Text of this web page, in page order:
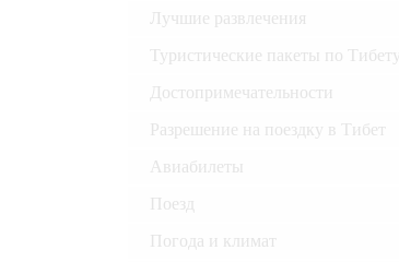
Лучшие развлечения
Туристические пакеты по Тибету
Достопримечательности
Разрешение на поездку в Тибет
Авиабилеты
Поезд
Погода и климат